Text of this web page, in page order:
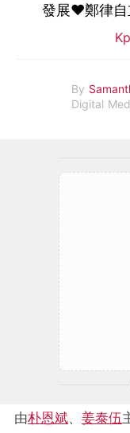
發展♥︎鄭律自
By
Digital
由朴恩斌、 姜泰伍